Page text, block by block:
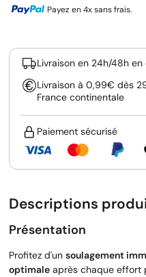
Payez en 4x sans frais.
Livraison en 24h/48h
Livraison à 0,99€ dès
France continentale
Paiement sécurisé
Descriptions
Présentation
Profitez d'un soulagement
optimale après chaque effort